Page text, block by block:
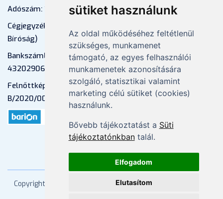
sütiket használunk
Az oldal működéséhez feltétlenül
szükséges, munkamenet
támogató, az egyes felhasználói
munkamenetek azonosítására
szolgáló, statisztikai valamint
marketing célú sütiket (cookies)
használunk.
Bővebb tájékoztatást a Süti
tájékoztatónkbantalál.
Elfogadom
Elutasítom
Adószám: 13598145-2-41
Cégjegyzékszám: 01-09-883770 (Fővárosi
Bíróság)
Bankszámlaszám: CIB Bank, 10700581-
43202906-51100005
Felnőttképzési nyilvántartási szám:
B/2020/000053
Copyright 2026 Mprx. Minden jog fenntartva